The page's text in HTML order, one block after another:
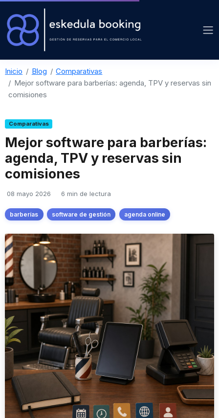
Inicio Blog
Comparativas
Mejor software para barberías: agenda, TPV y reservas sin
comisiones
Comparativas
Mejor software para barberías:
agenda, TPV y reservas sin
comisiones
08 mayo 2026 6 min de lectura
barberías software de gestión agenda online